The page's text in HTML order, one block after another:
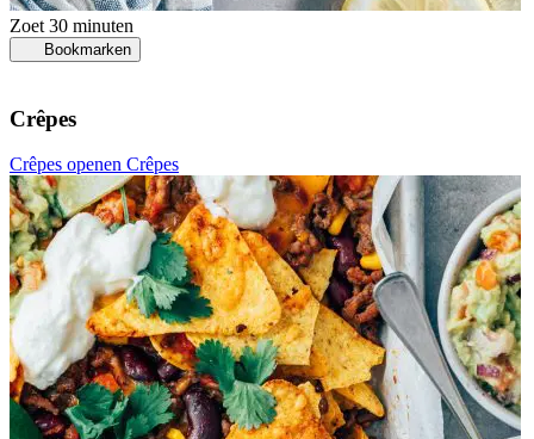
Zoet 30 minuten
Bookmarken
Crêpes
Crêpes openen Crêpes